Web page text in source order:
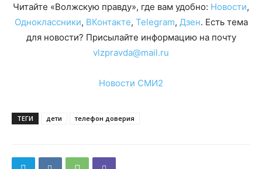
Читайте «Волжскую правду», где вам удобно: Новости,
Одноклассники, ВКонтакте, Telegram, Дзен. Есть тема
для новости? Присылайте информацию на почту
vlzpravda@mail.ru
Новости СМИ2
ТЕГИ дети телефон доверия